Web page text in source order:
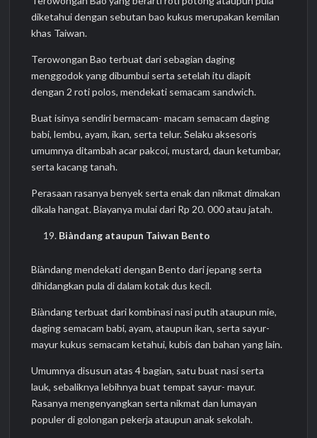
diketahui dengan sebutan bao kukus merupakan kemilan
khas Taiwan.
Terowongan Bao terbuat dari sebagian daging
menggodok yang dibumbui serta setelah itu diapit
dengan 2 roti polos, mendekati semacam sandwich.
Buat isinya sendiri bermacam- macam semacam daging
babi, lembu, ayam, ikan, serta telur. Selaku aksesoris
umumnya ditambah acar pakcoi, mustard, daun ketumbar,
serta kacang tanah.
Perasaan rasanya benyek serta enak dan nikmat dimakan
dikala hangat. Biayanya mulai dari Rp 20. 000 atau jatah.
Biàndang ataupun Taiwan Bento
Biàndang mendekati dengan Bento dari jepang serta
dihidangkan pula di dalam kotak dus kecil.
Biàndang terbuat dari kombinasi nasi putih ataupun mie,
daging semacam babi, ayam, ataupun ikan, serta sayur-
mayur kukus semacam ketahui, kubis dan bahan yang lain.
Umumnya disusun atas 4 bagian, satu buat nasi serta
lauk, sebaliknya lebihnya buat tempat sayur- mayur.
Rasanya mengenyangkan serta nikmat dan lumayan
populer di golongan pekerja ataupun anak sekolah.